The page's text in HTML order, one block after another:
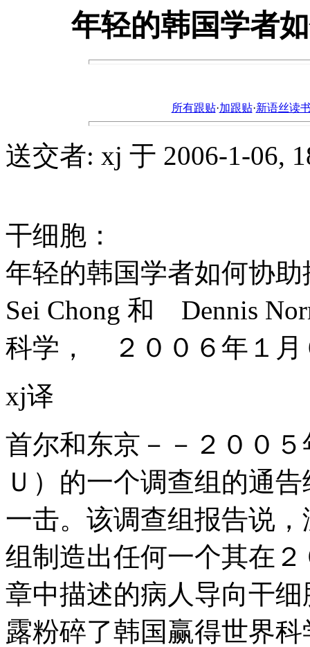
年轻的韩国学者
所有跟贴·加跟贴·新语丝读
送交者: xj 于 2006-1-06,
干细胞：
年轻的韩国学者如何协
Sei Chong 和 Dennis
科学， ２００６年１月
xj译
首尔和东京－－２００
Ｕ）的一个调查组的通
一击。该调查组报告说
组制造出任何一个其在
章中描述的病人导向干
露粉碎了韩国赢得世界